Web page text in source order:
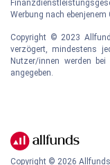
Werbung nach ebenjenem
Copyright © 2023
verzögert, mindestens
Nutzer/innen werden
angegeben.
Copyright © 2026 Allfunds